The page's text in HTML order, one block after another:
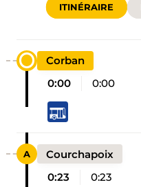
ITINÉRAIRE
Corban
0:00
0:00
Courchapoix
0:23
0:23